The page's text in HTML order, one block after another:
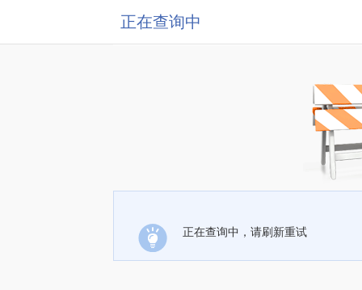
正在查询中
正在查询中，请刷新重试